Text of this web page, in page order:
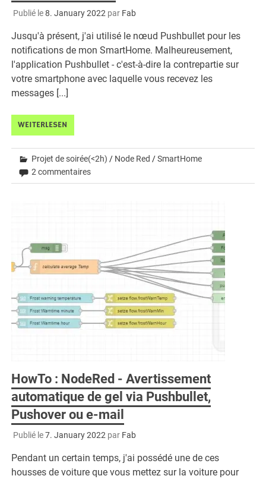
Publié le8. January 2022 par Fab
Jusqu'à présent, j'ai utilisé le nœud Pushbullet pour les
notifications de mon SmartHome. Malheureusement,
l'application Pushbullet - c'est-à-dire la contrepartie sur
votre smartphone avec laquelle vous recevez les
messages [...]
WEITERLESEN
Projet de soirée(<2h) / Node Red /SmartHome
2 commentaires
HowTo : NodeRed - Avertissement
automatique de gel via Pushbullet,
Pushover ou e-mail
Publié le7. January 2022par Fab
Pendant un certain temps, j'ai possédé une de ces
housses de voiture que vous mettez sur la voiture pour